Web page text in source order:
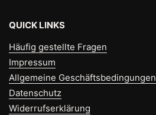
QUICK LINKS
Häufig gestellte Fragen
Impressum
Allgemeine Geschäftsbedingungen
Datenschutz
Widerrufserklärung